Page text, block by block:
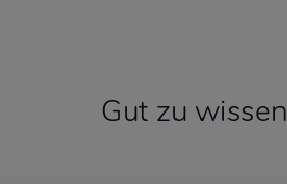
Gut zu wissen